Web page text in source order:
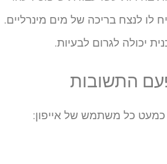
לו לנצח בריכה של מים מינרליים.
יכולה לגרום לבעיות.
התשובות
כמעט כל משתמש של אייפון: